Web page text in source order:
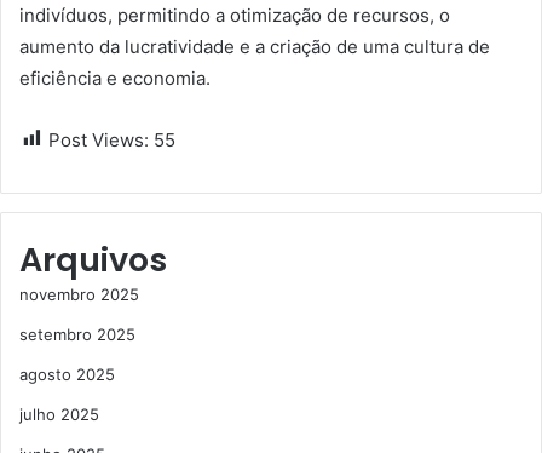
indivíduos, permitindo a otimização de recursos, o
aumento da lucratividade e a criação de uma cultura de
eficiência e economia.
Post Views: 55
Arquivos
novembro 2025
setembro 2025
agosto 2025
julho 2025